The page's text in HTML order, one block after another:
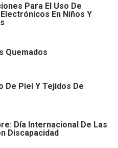
Para El Uso De
En Niños Y
Quemados
De Piel Y Tejidos De
Día Internacional De Las
Discapacidad